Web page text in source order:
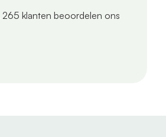
265 klanten beoordelen ons